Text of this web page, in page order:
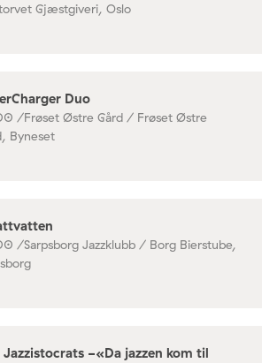
Gjæstgiveri, Oslo
Duo
/Frøset Østre Gård / Frøset Østre
Byneset
/Sarpsborg Jazzklubb / Borg Bierstube,
Jazzistocrats -«Da jazzen kom til